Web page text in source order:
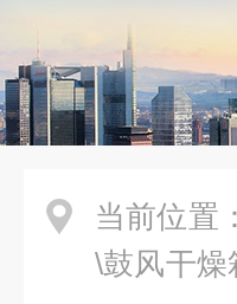
当前位置：
\鼓风干燥